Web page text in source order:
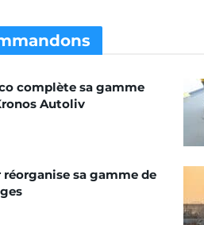
complète sa gamme
Autoliv
réorganise sa gamme de